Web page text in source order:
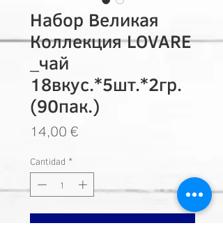
Набор Великая
Коллекция LOVARE
_чай
18вкус.*5шт.*2гр.
(90пак.)
14,00 €
Cantidad *
Añadir a carrito